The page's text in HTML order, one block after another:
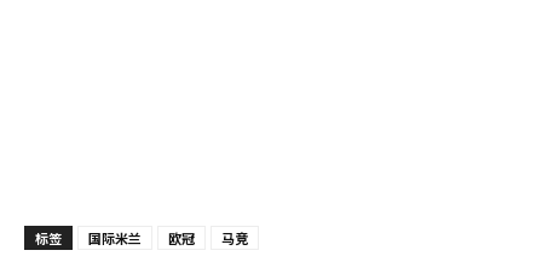
标签 国际米兰 欧冠 马竞